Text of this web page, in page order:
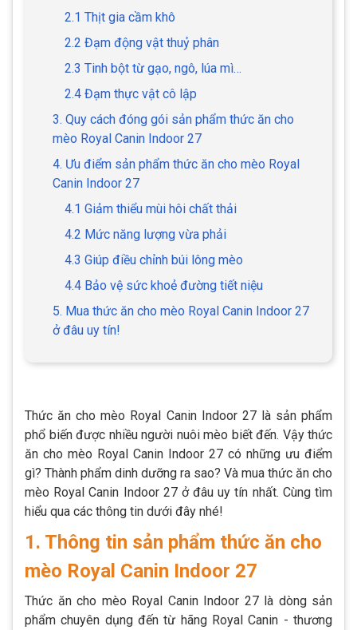
2.1 Thịt gia cầm khô
2.2 Đạm động vật thuỷ phân
2.3 Tinh bột từ gạo, ngô, lúa mì…
2.4 Đạm thực vật cô lập
3. Quy cách đóng gói sản phẩm thức ăn cho
mèo Royal Canin Indoor 27
4. Ưu điểm sản phẩm thức ăn cho mèo Royal
Canin Indoor 27
4.1 Giảm thiểu mùi hôi chất thải
4.2 Mức năng lượng vừa phải
4.3 Giúp điều chỉnh búi lông mèo
4.4 Bảo vệ sức khoẻ đường tiết niệu
5. Mua thức ăn cho mèo Royal Canin Indoor 27
ở đâu uy tín!
Thức ăn cho mèo Royal Canin Indoor 27 là sản phẩm
phổ biến được nhiều người nuôi mèo biết đến. Vậy thức
ăn cho mèo Royal Canin Indoor 27 có những ưu điểm
gì? Thành phẩm dinh dưỡng ra sao? Và mua thức ăn cho
mèo Royal Canin Indoor 27 ở đâu uy tín nhất. Cùng tìm
hiểu qua các thông tin dưới đây nhé!
1. Thông tin sản phẩm thức ăn cho
mèo Royal Canin Indoor 27
Thức ăn cho mèo Royal Canin Indoor 27 là dòng sản
phẩm chuyên dụng đến từ hãng Royal Canin - thương